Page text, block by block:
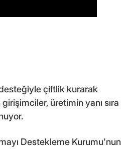
çiftlik kurarak
üretimin yanı sıra
Destekleme Kurumu'nun